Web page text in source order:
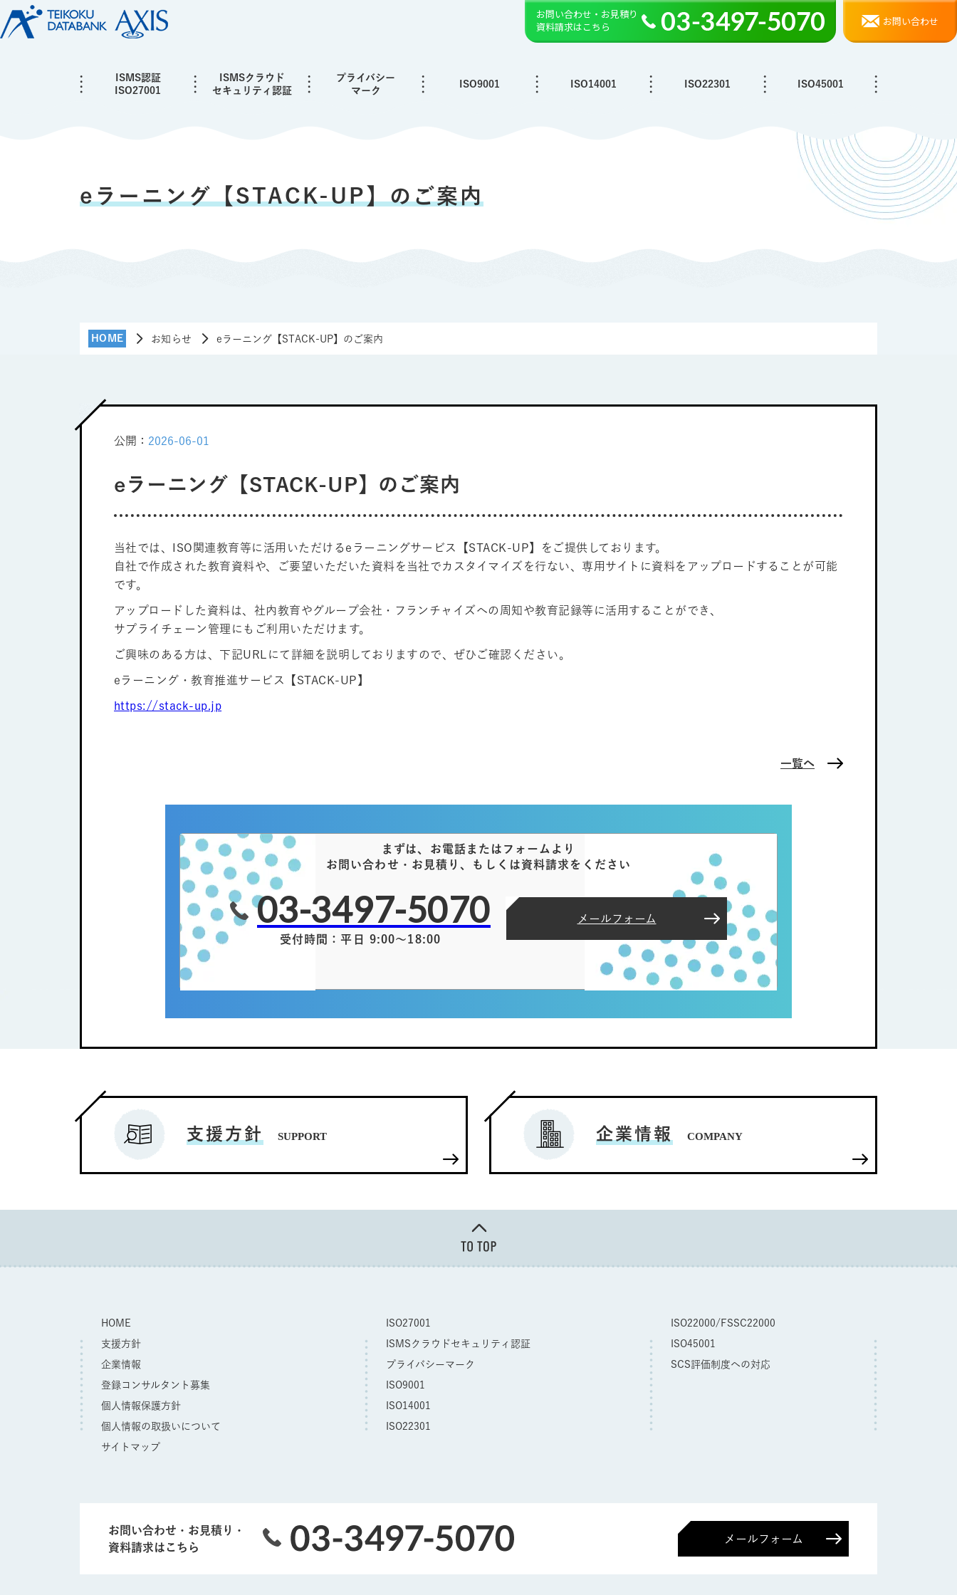
お問い合わせ・お見積り
資料請求はこちら
お問い合わせ
ISMS認証
ISO27001
ISMSクラウド
セキュリティ認証
プライバシー
マーク
ISO9001 ISO14001 ISO22301 ISO45001
eラーニング【STACK-UP】のご案内
HOME お知らせ eラーニング【STACK-UP】のご案内
公開： 2026-06-01
eラーニング【STACK-UP】のご案内
当社では、ISO関連教育等に活用いただけるeラーニングサービス【STACK-UP】をご提供しております。
自社で作成された教育資料や、ご要望いただいた資料を当社でカスタイマイズを行ない、専用サイトに資料をアップロードすることが可能
です。
アップロードした資料は、社内教育やグループ会社・フランチャイズへの周知や教育記録等に活用することができ、
サプライチェーン管理にもご利用いただけます。
ご興味のある方は、下記URLにて詳細を説明しておりますので、ぜひご確認ください。
eラーニング・教育推進サービス【STACK-UP】
https://stack-up.jp
一覧へ
まずは、お電話またはフォームより
お問い合わせ・お見積り、もしくは資料請求をください
03-3497-5070
受付時間：平日 9:00～18:00
メールフォーム
支援方針 SUPPORT 企業情報 COMPANY
HOME
支援方針
企業情報
登録コンサルタント募集
個人情報保護方針
個人情報の取扱いについて
サイトマップ
ISO27001
ISMSクラウドセキュリティ認証
プライバシーマーク
ISO9001
ISO14001
ISO22301
ISO22000/FSSC22000
ISO45001
SCS評価制度への対応
お問い合わせ・お見積り・
資料請求はこちら
メールフォーム